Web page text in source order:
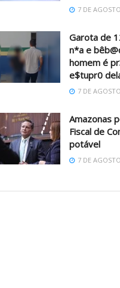
7 DE
Garota de
n*a e
homem é
e$tupr0
7 DE
Amazonas
Fiscal de
potável
7 DE